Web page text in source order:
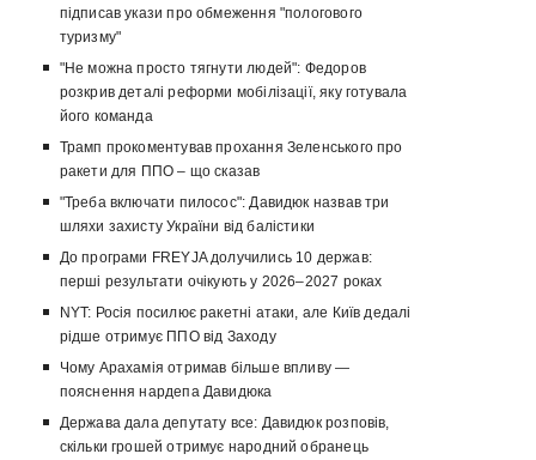
підписав укази про обмеження "пологового
туризму"
"Не можна просто тягнути людей": Федоров
розкрив деталі реформи мобілізації, яку готувала
його команда
Трамп прокоментував прохання Зеленського про
ракети для ППО – що сказав
"Треба включати пилосос": Давидюк назвав три
шляхи захисту України від балістики
До програми FREYJA долучились 10 держав:
перші результати очікують у 2026–2027 роках
NYT: Росія посилює ракетні атаки, але Київ дедалі
рідше отримує ППО від Заходу
Чому Арахамія отримав більше впливу —
пояснення нардепа Давидюка
Держава дала депутату все: Давидюк розповів,
скільки грошей отримує народний обранець